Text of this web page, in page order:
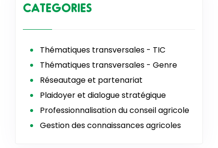
CATEGORIES
Thématiques transversales - TIC
Thématiques transversales - Genre
Réseautage et partenariat
Plaidoyer et dialogue stratégique
Professionnalisation du conseil agricole
Gestion des connaissances agricoles